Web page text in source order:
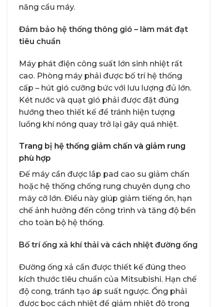
năng cẩu máy.
Đảm bảo hệ thống thông gió – làm mát đạt
tiêu chuẩn
Máy phát điện công suất lớn sinh nhiệt rất
cao. Phòng máy phải được bố trí hệ thống
cấp – hút gió cưỡng bức với lưu lượng đủ lớn.
Két nước và quạt gió phải được đặt đúng
hướng theo thiết kế để tránh hiện tượng
luồng khí nóng quay trở lại gây quá nhiệt.
Trang bị hệ thống giảm chấn và giảm rung
phù hợp
Đế máy cần được lắp pad cao su giảm chấn
hoặc hệ thống chống rung chuyên dụng cho
máy cỡ lớn. Điều này giúp giảm tiếng ồn, hạn
chế ảnh hưởng đến công trình và tăng độ bền
cho toàn bộ hệ thống.
Bố trí ống xả khí thải và cách nhiệt đường ống
Đường ống xả cần được thiết kế đúng theo
kích thước tiêu chuẩn của Mitsubishi. Hạn chế
độ cong, tránh tạo áp suất ngược. Ống phải
được bọc cách nhiệt để giảm nhiệt độ trong